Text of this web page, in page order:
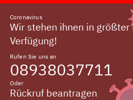
Coronavirus
Wir stehen ihnen in größter
Verfügung!
Rufen Sie uns an
08938037711
Oder
Rückruf beantragen